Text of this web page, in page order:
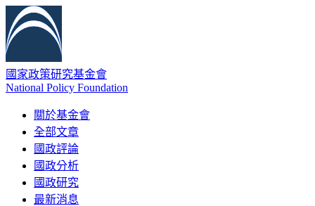
國家政策研究基金會
National Policy Foundation
關於基金會
全部文章
國政評論
國政分析
國政研究
最新消息